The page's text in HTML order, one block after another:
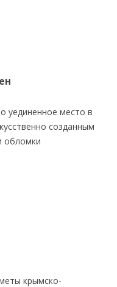
уединенное место в
созданным
обломки
крымско-